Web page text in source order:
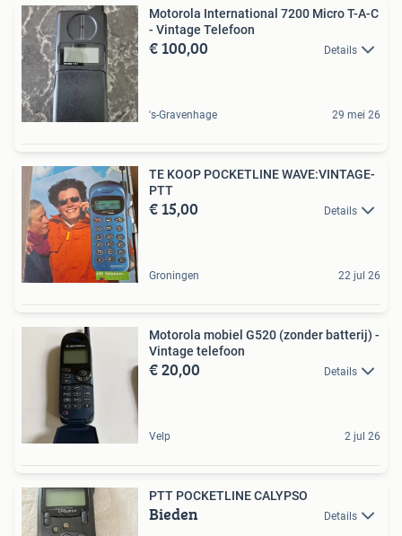
Motorola International 7200 Micro T-A-C
- Vintage Telefoon
€ 100,00 Details
's-Gravenhage 29 mei 26
TE KOOP POCKETLINE WAVE:VINTAGE-
PTT
€ 15,00 Details
Groningen 22 jul 26
Motorola mobiel G520 (zonder batterij) -
Vintage telefoon
€ 20,00 Details
Velp 2 jul 26
PTT POCKETLINE CALYPSO
Bieden Details